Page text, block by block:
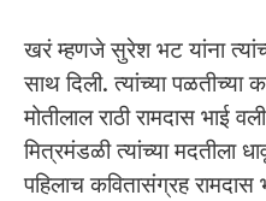
खरं म्हणजे सुरेश भट यांना
साथ दिली. त्यांच्या
मोतीलाल राठी रामदास भाई
मित्रमंडळी त्यांच्या मदतीला
पहिलाच कवितासंग्रह